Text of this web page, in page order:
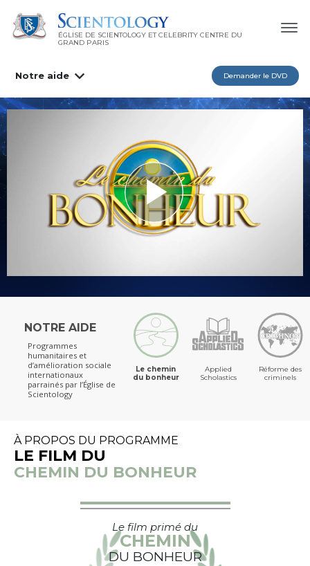
ÉGLISE DE SCIENTOLOGY ET CELEBRITY CENTRE DU
GRAND PARIS
Notre aide Demander le DVD
NOTRE AIDE
Programmes
humanitaires et
d’amélioration sociale
internationaux
parrainés par l’Église de
Scientology
Le chemin
du bonheur
Applied
Scholastics
Réforme des
criminels
À PROPOS DU PROGRAMME
LE FILM DU
CHEMIN DU BONHEUR
Le film primé du
CHEMIN
DU BONHEUR